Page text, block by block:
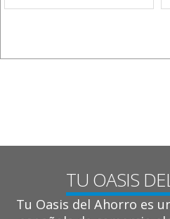
TU OASIS
Tu Oasis del Ahorro es